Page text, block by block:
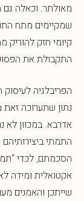
מאולתר. וכאלה גם
שמקיימים מתח
קיומי חזק להוֹריק
התקבולת את
הפריבלגיה
נתון שתערוכה זאת
אדרבא. במכוון
התמתי
הסכמתם, לכדי
אקטואלית ומידה
שייתכן והאמנים